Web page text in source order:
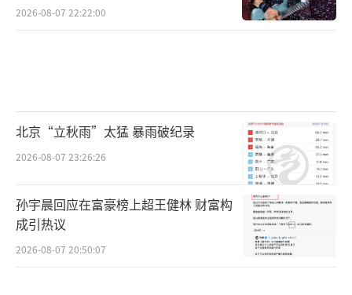
2026-08-07 22:22:00
北京“立秋雨”太猛 暴雨破纪录
2026-08-07 23:26:26
孙宇晨回应在富豪榜上超王健林 财富构
成引热议
2026-08-07 20:50:07